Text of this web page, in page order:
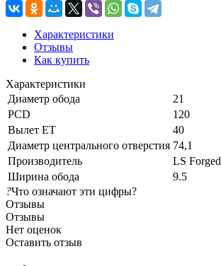
Характеристики
Отзывы
Как купить
Характеристики
Диаметр обода
21
PCD
120
Вылет ET
40
Диаметр центрального отверстия 74,1
Производитель
LS Forged
Ширина обода
9.5
?Что означают эти цифры?
Отзывы
Отзывы
Нет оценок
Оставить отзыв